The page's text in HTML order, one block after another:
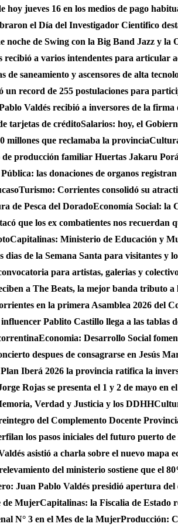
hoy jueves 16 en los medios de pago
el Día del Investigador Cientifico
noche de Swing con la Big Band Jazz y la
recibió a varios intendentes para articular
de saneamiento y ascensores de alta
un record de 255 postulaciones para
Valdés recibió a inversores de la
tarjetas de créditoSalarios: hoy, el
millones que reclamaba la provincia
producción familiar Huertas Jakaru
las donaciones de organos
Turismo: Corrientes consolidó su
de Pesca del DoradoEconomía Social: la
que los ex combatientes nos recuerdan
Capitalinas: Ministerio de Educación y
de la Semana Santa para visitantes y
para artistas, galerias y
a The Beats, la mejor banda tributo a
en la primera Asamblea 2026 del
Pablito Castillo llega a las tablas
Economia: Desarrollo Social
despues de consagrarse en Jesús
Iberá 2026 la provincia ratifica la
Rojas se presenta el 1 y 2 de mayo en
Verdad y Justicia y los DDHH
del Complemento Docente
los pasos iniciales del futuro puerto
asistió a charla sobre el nuevo mapa
del ministerio sostiene que el
Juan Pablo Valdés presidió apertura
de MujerCapitalinas: la Fiscalia de Estado
N° 3 en el Mes de la MujerProducción: